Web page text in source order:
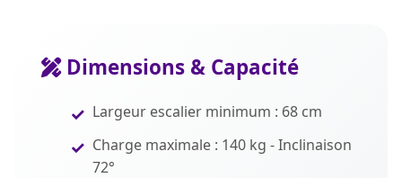
Dimensions & Capacité
Largeur escalier minimum : 68 cm
Charge maximale : 140 kg - Inclinaison
72°